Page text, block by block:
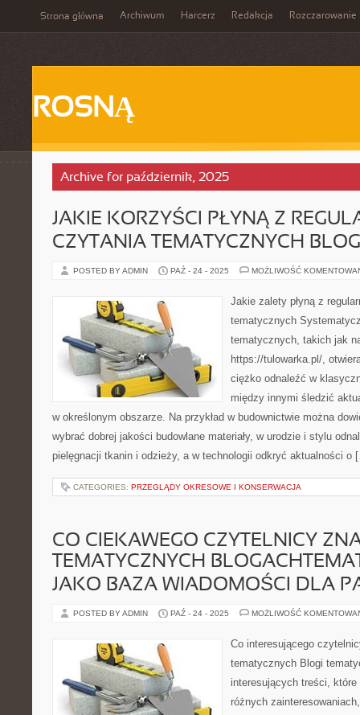
Strona główna Archiwum Harcerz Redakcja Rozczarowanie
ROSNĄ
Archive for październik, 2025
JAKIE KORZYŚCI PŁYNĄ Z
CZYTANIA TEMATYCZNYCH
POSTED BY ADMIN PAŹ - 24 - 2025 MOŻLIWOŚĆ
Jakie zalety płyną z
tematycznych
tematycznych, takich jak
https://tulowarka.pl/,
ciężko odnaleźć w
między innymi śledzić
w określonym obszarze. Na przykład w budownictwie można
wybrać dobrej jakości budowlane materiały, w urodzie i stylu
pielęgnacji tkanin i odzieży, a w technologii odkryć aktualności o
CATEGORIES: PRZEGLĄDY OKRESOWE I KONSERWACJA
CO CIEKAWEGO CZYTELNICY
TEMATYCZNYCH
JAKO BAZA WIADOMOŚCI DLA
POSTED BY ADMIN PAŹ - 24 - 2025 MOŻLIWOŚĆ
Co interesującego
tematycznych Blogi
interesujących treści,
różnych